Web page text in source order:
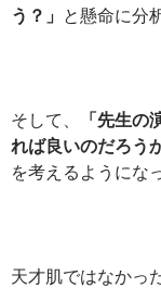
う？」 と懸命に分
そして、
「先生
れば良いのだろう
を考えるようにな
天才肌ではなかっ